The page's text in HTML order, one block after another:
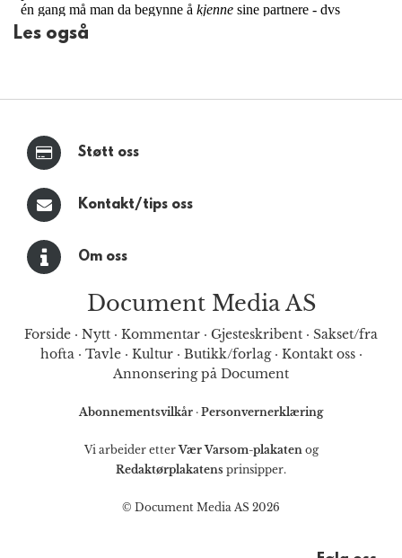
Les også
Støtt oss
Kontakt/tips oss
Om oss
Document Media AS
Forside · Nytt · Kommentar · Gjesteskribent · Sakset/fra
hofta· Tavle· Kultur· Butikk/forlag· Kontakt oss·
Annonsering på Document
Abonnementsvilkår · Personvernerklæring
Vi arbeider etterVær Varsom-plakatenog
Redaktørplakatens prinsipper.
© Document Media AS 2026